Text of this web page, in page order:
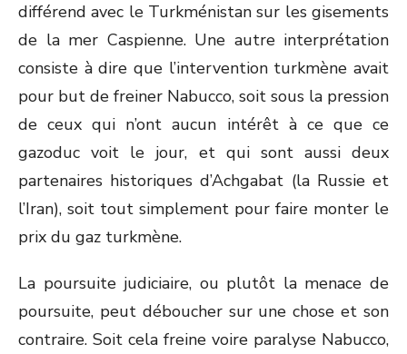
différend avec le Turkménistan sur les gisements
de la mer Caspienne. Une autre interprétation
consiste à dire que l’intervention turkmène avait
pour but de freiner Nabucco, soit sous la pression
de ceux qui n’ont aucun intérêt à ce que ce
gazoduc voit le jour, et qui sont aussi deux
partenaires historiques d’Achgabat (la Russie et
l’Iran), soit tout simplement pour faire monter le
prix du gaz turkmène.
La poursuite judiciaire, ou plutôt la menace de
poursuite, peut déboucher sur une chose et son
contraire. Soit cela freine voire paralyse Nabucco,